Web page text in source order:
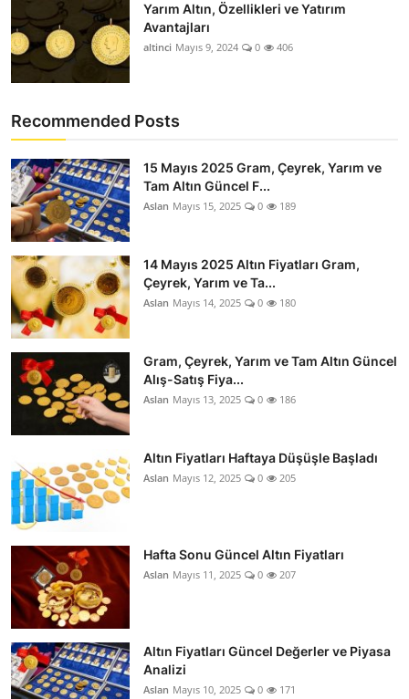
Yarım Altın, Özellikleri ve Yatırım
Avantajları
altinci Mayıs 9, 2024 0 406
Recommended Posts
15 Mayıs 2025 Gram, Çeyrek, Yarım ve
Tam Altın Güncel F...
Aslan Mayıs 15, 2025 0 189
14 Mayıs 2025 Altın Fiyatları Gram,
Çeyrek, Yarım ve Ta...
Aslan Mayıs 14, 2025 0 180
Gram, Çeyrek, Yarım ve Tam Altın Güncel
Alış-Satış Fiya...
Aslan Mayıs 13, 2025 0 186
Altın Fiyatları Haftaya Düşüşle Başladı
Aslan Mayıs 12, 2025 0 205
Hafta Sonu Güncel Altın Fiyatları
Aslan Mayıs 11, 2025 0 207
Altın Fiyatları Güncel Değerler ve Piyasa
Analizi
Aslan Mayıs 10, 2025 0 171